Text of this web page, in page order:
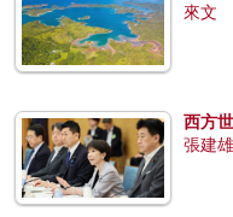
來文
西方
張建雄